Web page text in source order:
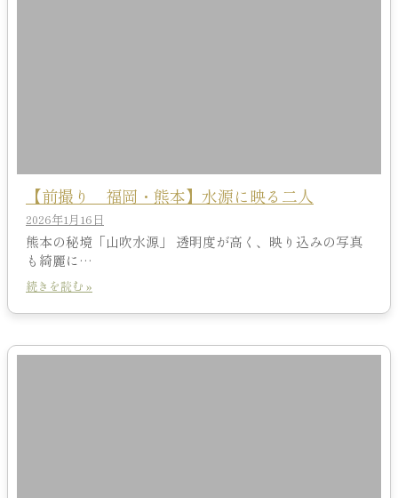
【前撮り 福岡・熊本】水源に映る二人
2026年1月16日
熊本の秘境「山吹水源」 透明度が高く、映り込みの写真
も綺麗に…
続きを読む »